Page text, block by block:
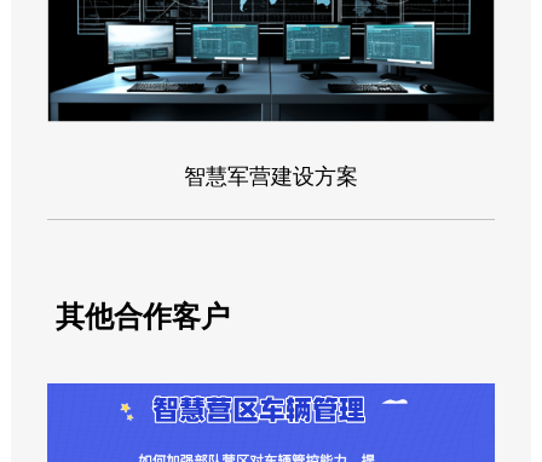
智慧军营建设方案
其他合作客户